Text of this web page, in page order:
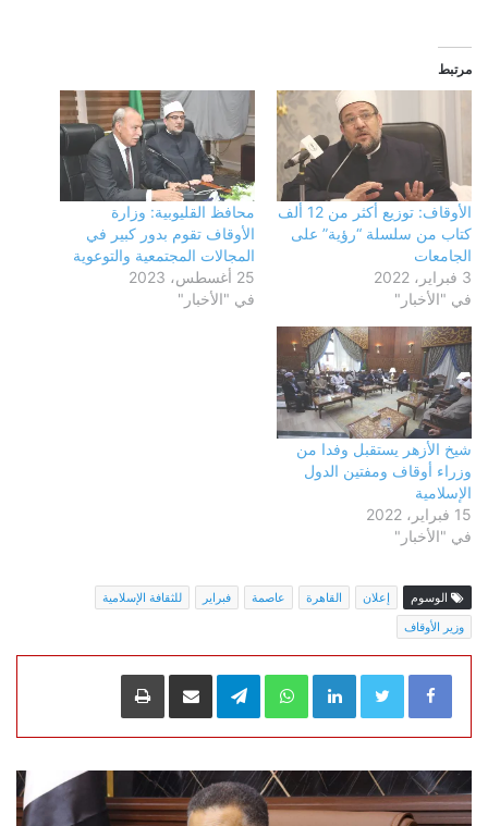
مرتبط
الأوقاف: توزيع أكثر من 12 ألف
كتاب من سلسلة “رؤية” على
الجامعات
3 فبراير، 2022
في "الأخبار"
محافظ القليوبية: وزارة
الأوقاف تقوم بدور كبير في
المجالات المجتمعية والتوعوية
25 أغسطس، 2023
في "الأخبار"
شيخ الأزهر يستقبل وفدا من
وزراء أوقاف ومفتين الدول
الإسلامية
15 فبراير، 2022
في "الأخبار"
الوسوم إعلان القاهرة عاصمة فبراير
للثقافة الإسلامية
وزير الأوقاف
LinkedIn
WhatsApp
Telegramمشاركة عبر البريد طباعة